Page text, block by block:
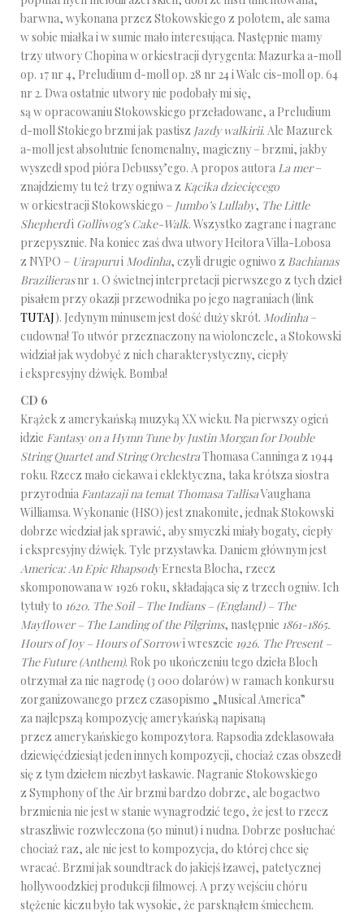
barwna, wykonana przez Stokowskiego z polotem, ale sama
w sobie miałka i w sumie mało interesująca. Następnie mamy
trzy utwory Chopina w orkiestracji dyrygenta: Mazurka a-moll
op. 17 nr 4, Preludium d-moll op. 28 nr 24 i Walc cis-moll op. 64
nr 2. Dwa ostatnie utwory nie podobały mi się,
są w opracowaniu Stokowskiego przeładowane, a Preludium
d-moll Stokiego brzmi jak pastisz Jazdy walkirii. Ale Mazurek
a-moll jest absolutnie fenomenalny, magiczny – brzmi, jakby
wyszedł spod pióra Debussy’ego. A propos autora La mer–
znajdziemy tu też trzy ogniwa z Kącika dziecięcego
w orkiestracji Stokowskiego – Jumbo’s Lullaby, The Little
Shepherdi Golliwog’s Cake-Walk. Wszystko zagrane i nagrane
przepysznie. Na koniec zaś dwa utwory Heitora Villa-Lobosa
z NYPO – Uirapurui Modinha, czyli drugie ogniwo z Bachianas
Brazilierasnr 1. O świetnej interpretacji pierwszego z tych dzieł
pisałem przy okazji przewodnika po jego nagraniach (link
TUTAJ). Jedynym minusem jest dość duży skrót. Modinha –
cudowna! To utwór przeznaczony na wiolonczele, a Stokowski
widział jak wydobyć z nich charakterystyczny, ciepły
i ekspresyjny dźwięk. Bomba!
CD 6
Krążek z amerykańską muzyką XX wieku. Na pierwszy ogień
idzie Fantasy on a Hymn Tune by Justin Morgan for Double
String Quartet and String OrchestraThomasa Canninga z 1944
roku. Rzecz mało ciekawa i eklektyczna, taka krótsza siostra
przyrodnia Fantazaji na temat Thomasa TallisaVaughana
Williamsa. Wykonanie (HSO) jest znakomite, jednak Stokowski
dobrze wiedział jak sprawić, aby smyczki miały bogaty, ciepły
i ekspresyjny dźwięk. Tyle przystawka. Daniem głównym jest
America: An Epic RhapsodyErnesta Blocha, rzecz
skomponowana w 1926 roku, składająca się z trzech ogniw. Ich
tytuły to 1620. The Soil – The Indians – (England) – The
Mayflower – The Landing of the Pilgrims, następnie 1861-1865.
Hours of Joy – Hours of Sorrowi wreszcie 1926. The Present –
The Future (Anthem). Rok po ukończeniu tego dzieła Bloch
otrzymał za nie nagrodę (3 000 dolarów) w ramach konkursu
zorganizowanego przez czasopismo „Musical America”
za najlepszą kompozycję amerykańską napisaną
przez amerykańskiego kompozytora. Rapsodia zdeklasowała
dziewięćdziesiąt jeden innych kompozycji, chociaż czas obszedł
się z tym dziełem niezbyt łaskawie. Nagranie Stokowskiego
z Symphony of the Air brzmi bardzo dobrze, ale bogactwo
brzmienia nie jest w stanie wynagrodzić tego, że jest to rzecz
straszliwie rozwleczona (50 minut) i nudna. Dobrze posłuchać
chociaż raz, ale nie jest to kompozycja, do której chce się
wracać. Brzmi jak soundtrack do jakiejś łzawej, patetycznej
hollywoodzkiej produkcji filmowej. A przy wejściu chóru
stężenie kiczu było tak wysokie, że parsknąłem śmiechem.